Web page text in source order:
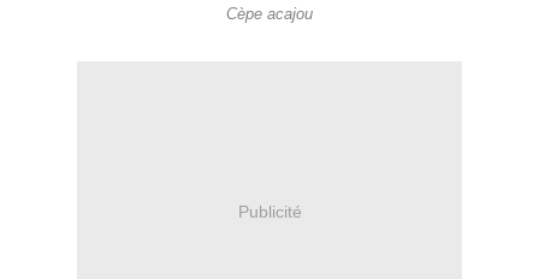
Cèpe acajou
Publicité